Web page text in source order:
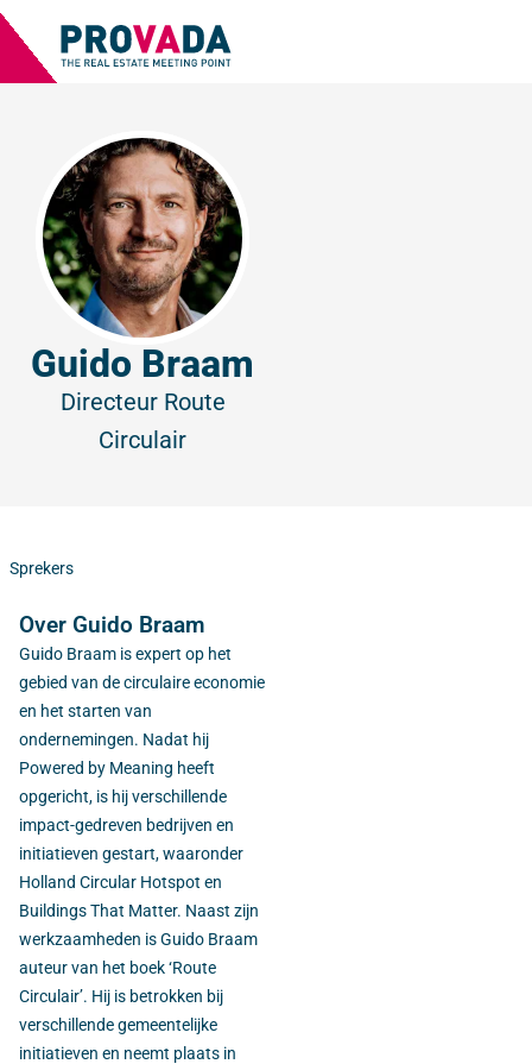
Guido Braam
Directeur Route
Circulair
Sprekers
Over Guido Braam
Guido Braam is expert op het
gebied van de circulaire economie
en het starten van
ondernemingen. Nadat hij
Powered by Meaning heeft
opgericht, is hij verschillende
impact-gedreven bedrijven en
initiatieven gestart, waaronder
Holland Circular Hotspot en
Buildings That Matter. Naast zijn
werkzaamheden is Guido Braam
auteur van het boek ‘Route
Circulair’. Hij is betrokken bij
verschillende gemeentelijke
initiatieven en neemt plaats in